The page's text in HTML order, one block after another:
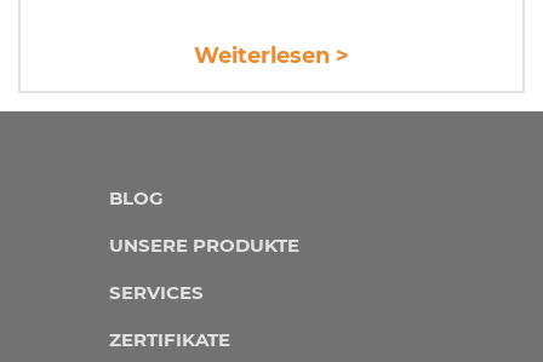
Weiterlesen >
BLOG
UNSERE PRODUKTE
SERVICES
ZERTIFIKATE